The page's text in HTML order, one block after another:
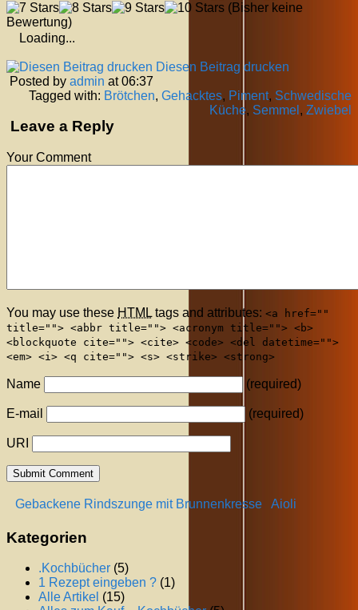
(Bisher keine
Bewertung)
Loading...
Diesen Beitrag drucken
Posted by admin at 06:37
Tagged with: Brötchen, Gehacktes, Piment, Schwedische
Küche, Semmel , Zwiebel
Leave a Reply
Your Comment
You may use these HTML tags and attributes: <a href=""
title=""> <abbr title=""> <acronym title=""> <b>
<blockquote cite=""> <cite> <code> <del datetime="">
<em> <i> <q cite=""> <s> <strike> <strong>
Name (required)
E-mail (required)
URI
Gebackene Rindszunge mit Brunnenkresse Aioli
Kategorien
.Kochbücher (5)
1 Rezept eingeben ? (1)
Alle Artikel (15)